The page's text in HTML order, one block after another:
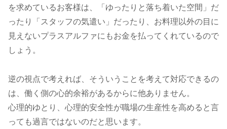
を求めているお客様は、「ゆったりと落ち着いた空間」だ
ったり「スタッフの気遣い」だったり、お料理以外の目に
見えないプラスアルファにもお金を払ってくれているので
しょう。
逆の視点で考えれば、そういうことを考えて対応できるの
は、働く側の心的余裕があるからに他ありません。
心理的ゆとり、心理的安全性が職場の生産性を高めると言
っても過言ではないのだと思います。